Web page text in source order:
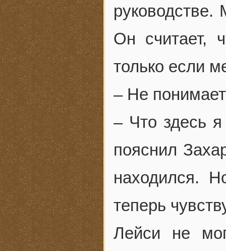
Он считает,
только если
– Не
– Что здесь
пояснил
находился.
теперь
Лейси не